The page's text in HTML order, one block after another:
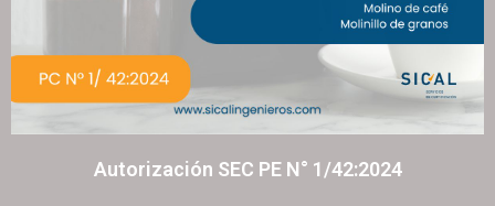
Autorización SEC PE N° 1/42:2024